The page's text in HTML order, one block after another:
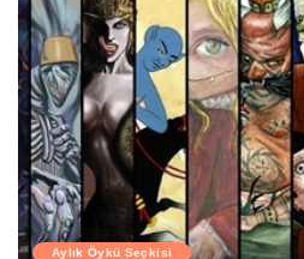
Aylık Öykü Seçkisi